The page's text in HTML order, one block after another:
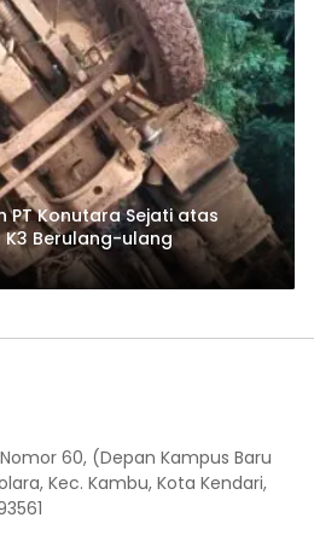
PT Konutara Sejati atas
Berulang-ulang
60, (Depan Kampus Baru
Kec. Kambu, Kota Kendari,